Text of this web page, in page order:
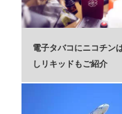
電子タバコにニコチン
しリキッドもご紹介